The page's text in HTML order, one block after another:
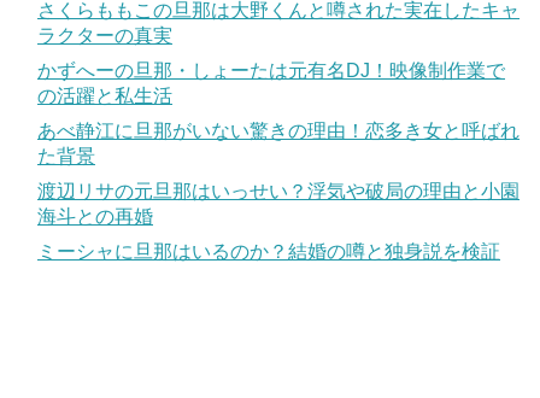
さくらももこの旦那は大野くんと噂された実在したキャ
ラクターの真実
かずへーの旦那・しょーたは元有名DJ！映像制作業で
の活躍と私生活
あべ静江に旦那がいない驚きの理由！恋多き女と呼ばれ
た背景
渡辺リサの元旦那はいっせい？浮気や破局の理由と小園
海斗との再婚
ミーシャに旦那はいるのか？結婚の噂と独身説を検証